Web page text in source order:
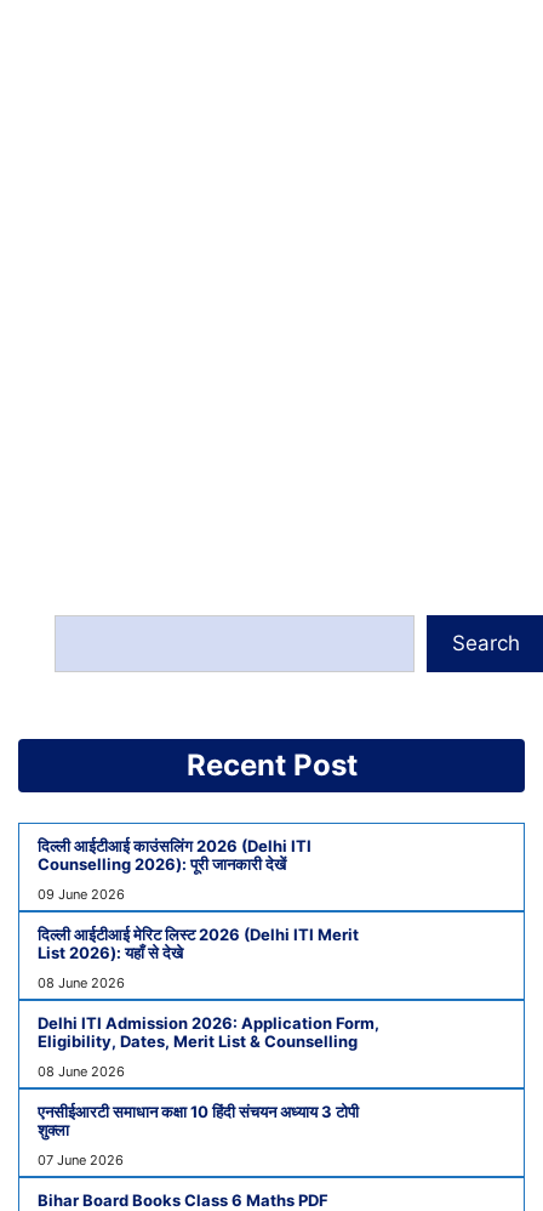
Search
Recent Post
दिल्ली आईटीआई काउंसलिंग 2026 (Delhi ITI
Counselling 2026): पूरी जानकारी देखें
09 June 2026
दिल्ली आईटीआई मेरिट लिस्ट 2026 (Delhi ITI Merit
List 2026): यहाँ से देखे
08 June 2026
Delhi ITI Admission 2026: Application Form,
Eligibility, Dates, Merit List & Counselling
08 June 2026
एनसीईआरटी समाधान कक्षा 10 हिंदी संचयन अध्याय 3 टोपी
शुक्ला
07 June 2026
Bihar Board Books Class 6 Maths PDF